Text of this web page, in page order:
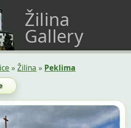
Žilina
Gallery
»Žilina » Peklima